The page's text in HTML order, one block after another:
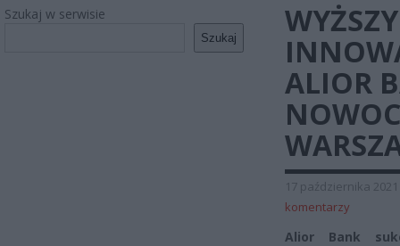
Szukaj w serwisie
Szukaj
ALIOR
17 października 2021
komentarzy
Alior Bank